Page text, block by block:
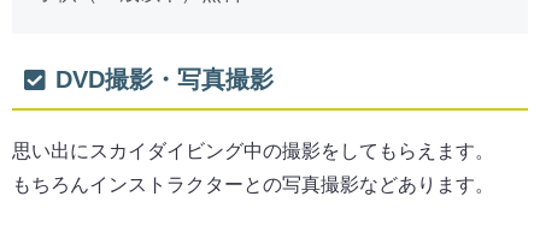
DVD撮影・写真撮影
思い出にスカイダイビング中の撮影をしてもらえます。
もちろんインストラクターとの写真撮影などあります。